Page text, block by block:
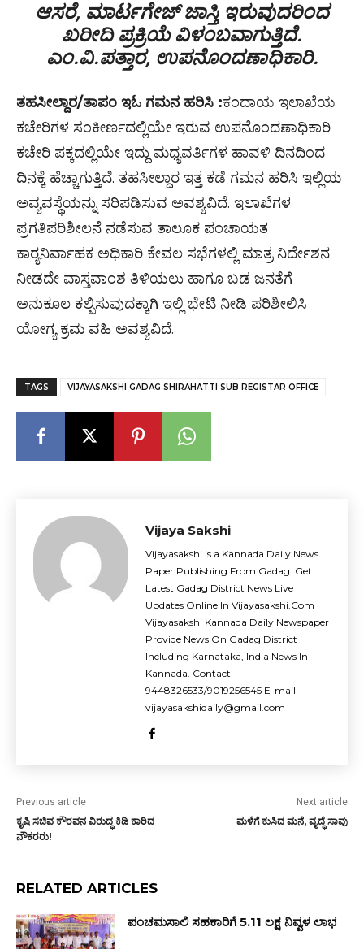
ಆಸರೆ, ಮಾರ್ಟಗೇಜ್ ಜಾಸ್ತಿ ಇರುವುದರಿಂದ
ಖರೀದಿ ಪ್ರಕ್ರಿಯೆ ವಿಳಂಬವಾಗುತ್ತಿದೆ.
ಎಂ.ವಿ.ಪತ್ತಾರ, ಉಪನೊಂದಣಾಧಿಕಾರಿ.
ತಹಸೀಲ್ದಾರ/ತಾಪಂ ಇಓ ಗಮನ ಹರಿಸಿ :ಕಂದಾಯ ಇಲಾಖೆಯ
ಕಚೇರಿಗಳ ಸಂಕೀರ್ಣದಲ್ಲಿಯೇ ಇರುವ ಉಪನೊಂದಣಾಧಿಕಾರಿ
ಕಚೇರಿ ಪಕ್ಕದಲ್ಲಿಯೇ ಇದ್ದು ಮಧ್ಯವರ್ತಿಗಳ ಹಾವಳಿ ದಿನದಿಂದ
ದಿನಕ್ಕೆ ಹೆಚ್ಚಾಗುತ್ತಿದೆ. ತಹಸೀಲ್ದಾರ ಇತ್ತ ಕಡೆ ಗಮನ ಹರಿಸಿ ಇಲ್ಲಿಯ
ಅವ್ಯವಸ್ಥೆಯನ್ನು ಸರಿಪಡಿಸುವ ಅವಶ್ಯವಿದೆ. ಇಲಾಖೆಗಳ
ಪ್ರಗತಿಪರಿಶೀಲನೆ ನಡೆಸುವ ತಾಲೂಕ ಪಂಚಾಯತ
ಕಾರ‍್ಯನಿರ್ವಾಹಕ ಅಧಿಕಾರಿ ಕೇವಲ ಸಭೆಗಳಲ್ಲಿ ಮಾತ್ರ ನಿರ್ದೇಶನ
ನೀಡದೇ ವಾಸ್ತವಾಂಶ ತಿಳಿಯಲು ಹಾಗೂ ಬಡ ಜನತೆಗೆ
ಅನುಕೂಲ ಕಲ್ಪಿಸುವುದಕ್ಕಾಗಿ ಇಲ್ಲಿ ಭೇಟಿ ನೀಡಿ ಪರಿಶೀಲಿಸಿ
ಯೋಗ್ಯ ಕ್ರಮ ವಹಿ ಅವಶ್ಯವಿದೆ.
TAGS VIJAYASAKSHI GADAG SHIRAHATTI SUB REGISTAR OFFICE
Vijaya Sakshi
Vijayasakshi is a Kannada Daily News
Paper Publishing From Gadag. Get
Latest Gadag District News Live
Updates Online In Vijayasakshi.Com
Vijayasakshi Kannada Daily Newspaper
Provide News On Gadag District
Including Karnataka, India News In
Kannada. Contact-
9448326533/9019256545 E-mail-
vijayasakshidaily@gmail.com
Previous article
ಕೃಷಿ ಸಚಿವ ಕೌರವನ ವಿರುದ್ಧ ಕಿಡಿ ಕಾರಿದ
ನೌಕರರು!
Next article
ಮಳೆಗೆ ಕುಸಿದ ಮನೆ, ವೃದ್ಧೆ ಸಾವು
RELATED ARTICLES
ಪಂಚಮಸಾಲಿ ಸಹಕಾರಿಗೆ ₹5.11 ಲಕ್ಷ ನಿವ್ವಳ ಲಾಭ